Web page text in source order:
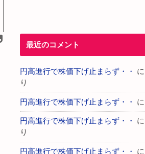
最近のコメント
円高進行で株価下げ止まらず・・ に
り
円高進行で株価下げ止まらず・・ に
円高進行で株価下げ止まらず・・ に
り
円高進行で株価下げ止まらず・・ に